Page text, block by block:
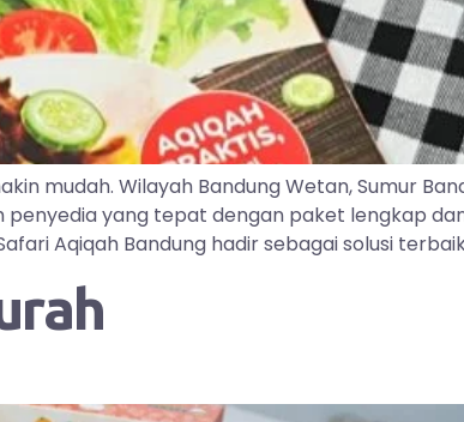
mudah. Wilayah Bandung Wetan, Sumur
penyedia yang tepat dengan paket lengkap
Aqiqah Bandung hadir sebagai solusi